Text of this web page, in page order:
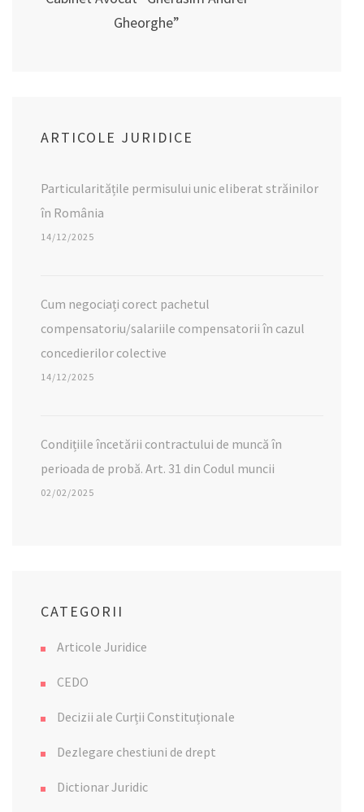
Gheorghe”
ARTICOLE JURIDICE
Particularitățile permisului unic eliberat străinilor
în România
14/12/2025
Cum negociați corect pachetul
compensatoriu/salariile compensatorii în cazul
concedierilor colective
14/12/2025
Condițiile încetării contractului de muncă în
perioada de probă. Art. 31 din Codul muncii
02/02/2025
CATEGORII
Articole Juridice
CEDO
Decizii ale Curții Constituționale
Dezlegare chestiuni de drept
Dictionar Juridic